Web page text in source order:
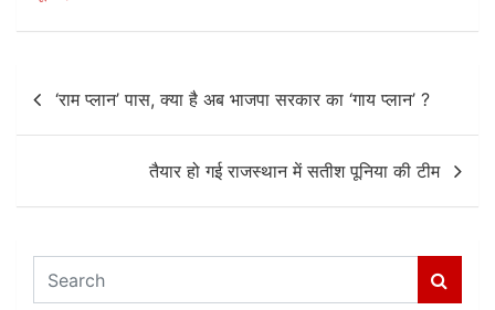
o
p
Post
navigation
‘राम प्लान’ पास, क्या है अब भाजपा सरकार का ‘गाय प्लान’ ?
तैयार हो गई राजस्थान में सतीश पूनिया की टीम